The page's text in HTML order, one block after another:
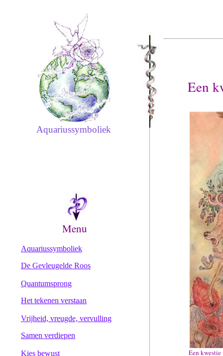
Aquariussymboliek
Menu
Aquariussymboliek
De Gevleugelde Roos
Vrijheid, vreugde, vervulling
Het tekenen verstaan
Quantumsprong
Samen verdiepen
Kies bewust
Een
Een